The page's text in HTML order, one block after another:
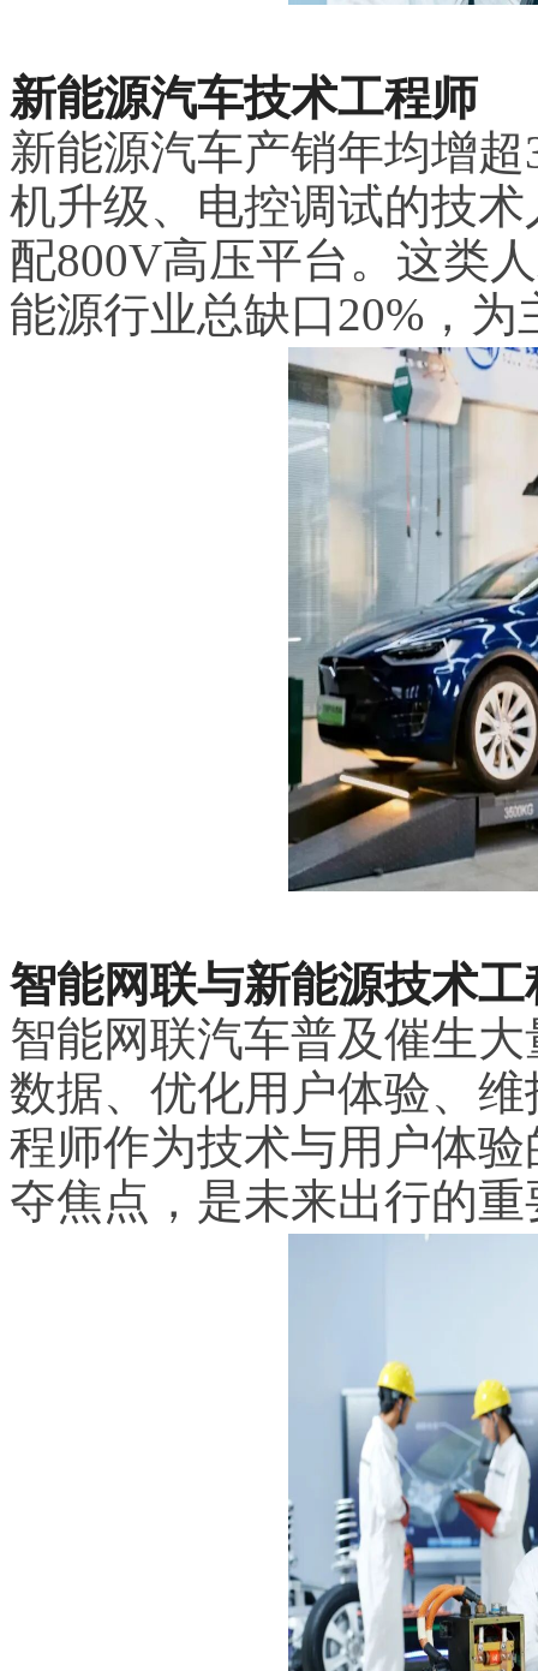
新能源汽车技术工程师
新能源汽车产销年均增
机升级、电控调试的技
配800V高压平台。这类
能源行业总缺口20%，
智能网联与新能源技术工
智能网联汽车普及催生
数据、优化用户体验、
程师作为技术与用户体
夺焦点，是未来出行的